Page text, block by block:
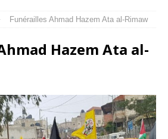
Funérailles Ahmad Hazem Ata al-Rimaw
Hazem Ata al-